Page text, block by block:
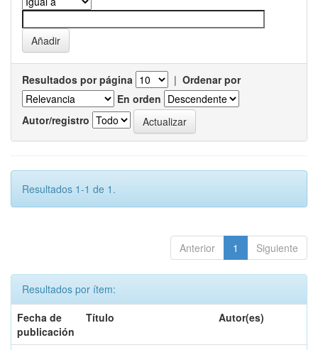
Resultados por página | Ordenar por
En orden
Autor/registro
Resultados 1-1 de 1.
Anterior 1 Siguiente
Resultados por ítem:
Fecha de
publicación
Título Autor(es)